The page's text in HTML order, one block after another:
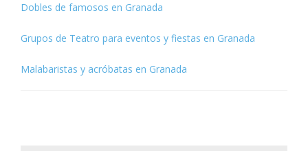
Dobles de famosos en Granada
Grupos de Teatro para eventos y fiestas en Granada
Malabaristas y acróbatas en Granada